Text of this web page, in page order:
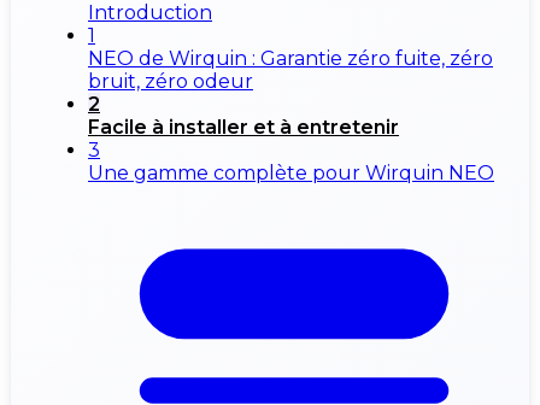
Introduction
1
NEO de Wirquin : Garantie zéro fuite, zéro
bruit, zéro odeur
2
Facile à installer et à entretenir
3
Une gamme complète pour Wirquin NEO